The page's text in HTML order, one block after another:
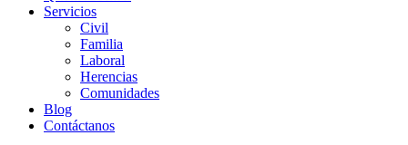
Servicios
Civil
Familia
Laboral
Herencias
Comunidades
Blog
Contáctanos